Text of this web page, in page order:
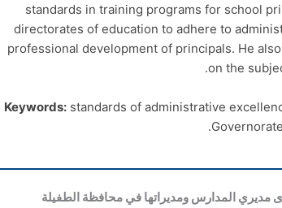
standards in training programs for school
directorates of education to adhere to
professional development of principals. He
on the
Keywords: standards of administrative
Governorate.
مديري المدارس ومديراتها في محافظة الطفيلة